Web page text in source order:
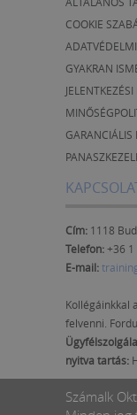
COOKIE
GYAKRAN
GARANCIÁLIS
Cím: 1118
Telefon:+36
E-mail:
Kollégáinkkal
felvenni.
nyitva tartás:
Számalk